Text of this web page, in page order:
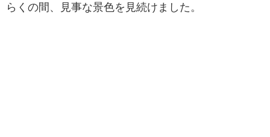
らくの間、見事な景色を見続けました。